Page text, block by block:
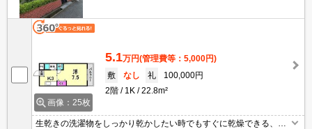
画像：25枚
5.1万円(管理費等：5,000円)
敷
なし 礼
100,000円
2階
1K 22.8m²
生乾きの洗濯物をしっかり乾かしたい時でもすぐに乾燥できる、浴